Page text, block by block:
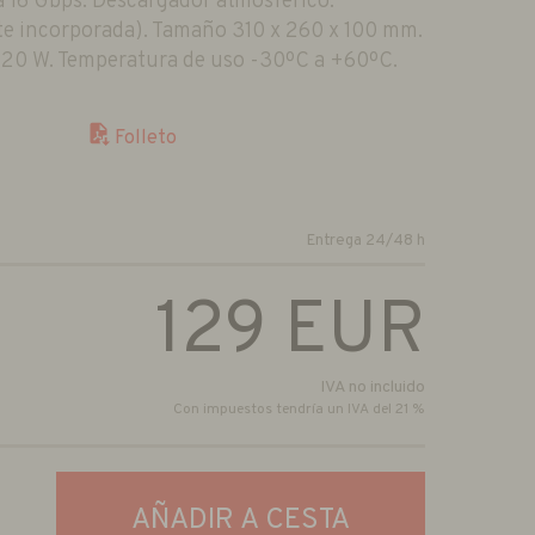
Tamaño 310 x 260 x 100 mm.
W. Temperatura de uso -30ºC a +60ºC.
Folleto
Entrega 24/48 h
129 EUR
IVA no incluido
Con impuestos tendría un IVA del 21 %
AÑADIR A CESTA